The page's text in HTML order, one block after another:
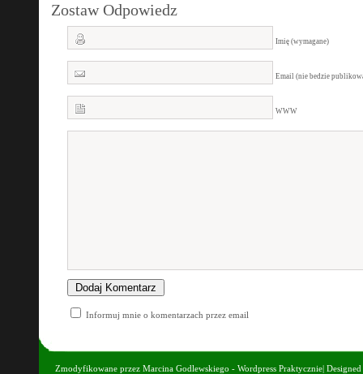
Zostaw Odpowiedz
Imię (wymagane)
Email (nie bedzie
WWW
Informuj mnie o komentarzach przez email
Zmodyfikowane przez Marcina Godlewskiego - Wordpress Praktycznie|